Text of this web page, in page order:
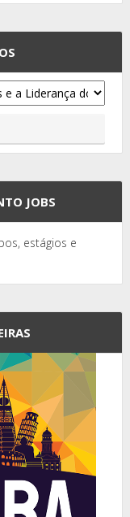
JOBS
estágios e